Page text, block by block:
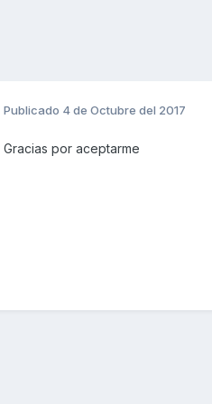
Publicado 4 de Octubre del 2017
Gracias por aceptarme